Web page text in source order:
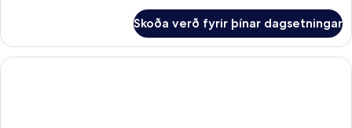
herbergi
með
tvíbreiðu
Skoða verð fyrir þínar dagsetningar